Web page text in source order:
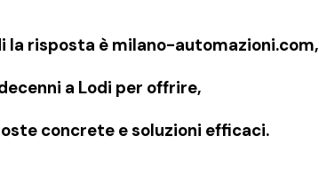
risposta è milano-automazioni.com,
a Lodi per offrire,
concrete e soluzioni efficaci.